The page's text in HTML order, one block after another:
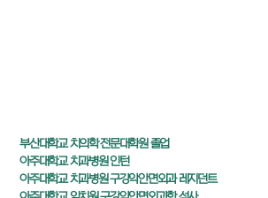
부산대학교 치의학 전문대학원 졸업
아주대학교 치과병원 인턴
아주대학교 치과병원 구강악안면외과 레지던트